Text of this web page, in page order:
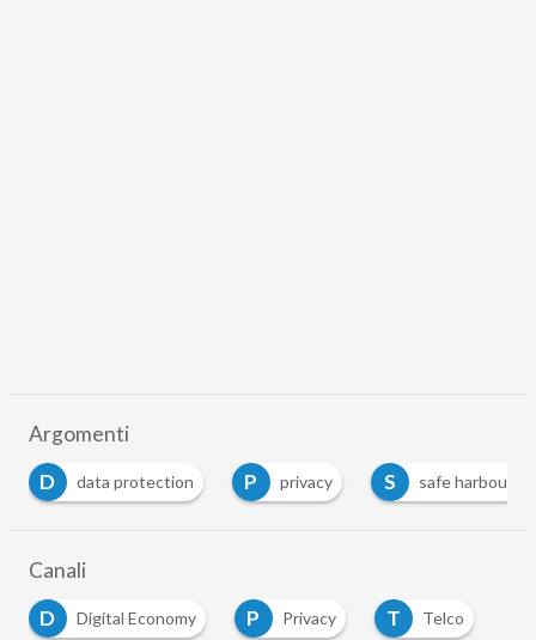
Argomenti
D
data protection P privacy S safe harbour
Canali
D
Digital Economy P Privacy T
Telco